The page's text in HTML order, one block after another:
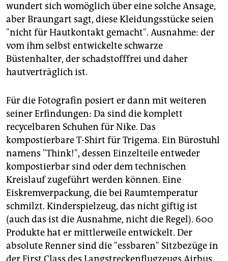
Der Begriff "schädlich"ebenso, alle Produkte sollen
"nützlich" sein.
Der Mensch soll ein "Nützling" sein und mit
großzügigem Konsumverhalten sich, anderen und der
Umwelt nutzen. Vorbild ist die Natur: "Werdet wie die
Ameisen."
Ökoeffizienz,das heißt viel weniger Energie und
Stoffe verbrauchen durch Effizienz (besser
produzieren) und Suffizienz (weniger konsumieren).
Braungarts Rematerialisierung(denselben Stoff
immer wieder verwenden) steht im Gegensatz zu
Dematerialisierung(weniger Stoff verwenden).
wundert sich womöglich über eine solche Ansage,
aber Braungart sagt, diese Kleidungsstücke seien
"nicht für Hautkontakt gemacht". Ausnahme: der
vom ihm selbst entwickelte schwarze
Büstenhalter, der schadstofffrei und daher
hautverträglich ist.
Für die Fotografin posiert er dann mit weiteren
seiner Erfindungen: Da sind die komplett
recycelbaren Schuhen für Nike. Das
kompostierbare T-Shirt für Trigema. Ein Bürostuhl
namens "Think!", dessen Einzelteile entweder
kompostierbar sind oder dem technischen
Kreislauf zugeführt werden können. Eine
Eiskremverpackung, die bei Raumtemperatur
schmilzt. Kinderspielzeug, das nicht giftig ist
(auch das ist die Ausnahme, nicht die Regel). 600
Produkte hat er mittlerweile entwickelt. Der
absolute Renner sind die "essbaren" Sitzbezüge in